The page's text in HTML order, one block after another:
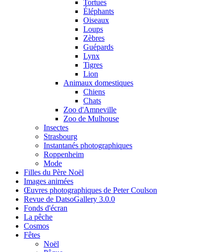
Tortues
Éléphants
Oiseaux
Loups
Zèbres
Guépards
Lynx
Tigres
Lion
Animaux domestiques
Chiens
Chats
Zoo d'Amneville
Zoo de Mulhouse
Insectes
Strasbourg
Instantanés photographiques
Roppenheim
Mode
Filles du Père Noël
Images animées
Œuvres photographiques de Peter Coulson
Revue de DatsoGallery 3.0.0
Fonds d'écran
La pêche
Cosmos
Fêtes
Noël